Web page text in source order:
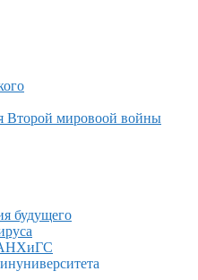
Второй мировоой войны
будущего